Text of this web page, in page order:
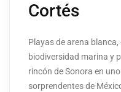
Cortés
Playas de arena
biodiversidad marina y
rincón de Sonora en
sorprendentes de